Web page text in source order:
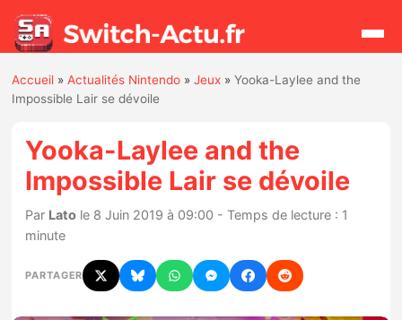
Actualités
Jeux
Hardware
Accueil »Actualités Nintendo »Jeux »Yooka-Laylee and the
Impossible Lair se dévoile
Yooka-Laylee and the
Impossible Lair se dévoile
Par Lato le 8 Juin 2019 à 09:00 - Temps de lecture : 1
minute
PARTAGER